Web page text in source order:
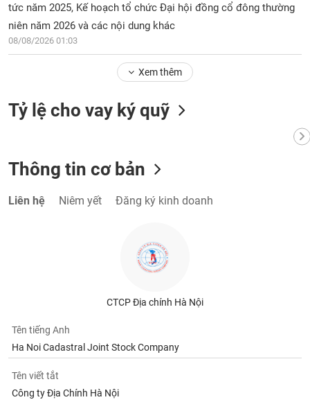
tức năm 2025, Kế hoạch tổ chức Đại hội đồng cổ đông thường
niên năm 2026 và các nội dung khác
08/08/2026 01:03
Xem thêm
Tỷ lệ cho vay ký quỹ
Thông tin cơ bản
Liên hệ Niêm yết Đăng ký kinh doanh
CTCP Địa chính Hà Nội
Tên tiếng Anh
Ha Noi Cadastral Joint Stock Company
Tên viết tắt
Công ty Địa Chính Hà Nội
chính